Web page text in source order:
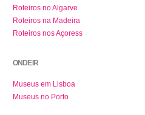
Roteiros no Algarve
Roteiros na Madeira
Roteiros nos Açoress
ONDE IR
Museus em Lisboa
Museus no Porto